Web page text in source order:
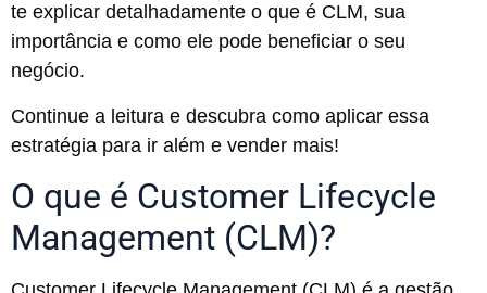
te explicar detalhadamente o que é CLM, sua
importância e como ele pode beneficiar o seu
negócio.
Continue a leitura e descubra como aplicar essa
estratégia para ir além e vender mais!
O que é Customer Lifecycle
Management (CLM)?